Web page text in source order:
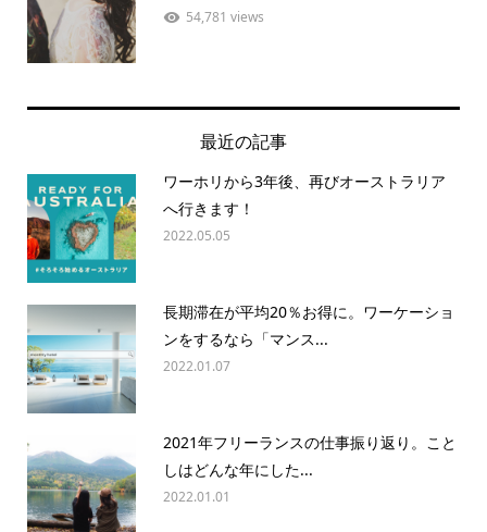
54,781 views
最近の記事
ワーホリから3年後、再びオーストラリア
へ行きます！
2022.05.05
長期滞在が平均20％お得に。ワーケーショ
ンをするなら「マンス...
2022.01.07
2021年フリーランスの仕事振り返り。こと
しはどんな年にした...
2022.01.01